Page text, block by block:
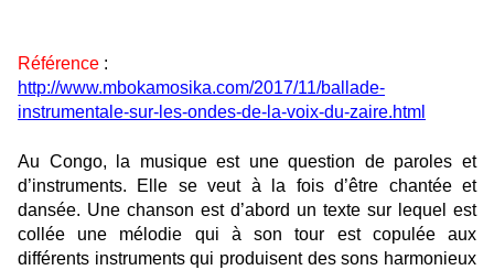
Référence :
http://www.mbokamosika.com/2017/11/ballade-
instrumentale-sur-les-ondes-de-la-voix-du-zaire.html
Au Congo, la musique est une question de paroles et
d’instruments. Elle se veut à la fois d’être chantée et
dansée. Une chanson est d’abord un texte sur lequel est
collée une mélodie qui à son tour est copulée aux
différents instruments qui produisent des sons harmonieux